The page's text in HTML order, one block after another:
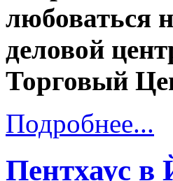
любоваться
деловой
Торговый
Подробнее...
Пентхаус в